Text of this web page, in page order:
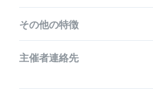
その他の特徴
主催者連絡先